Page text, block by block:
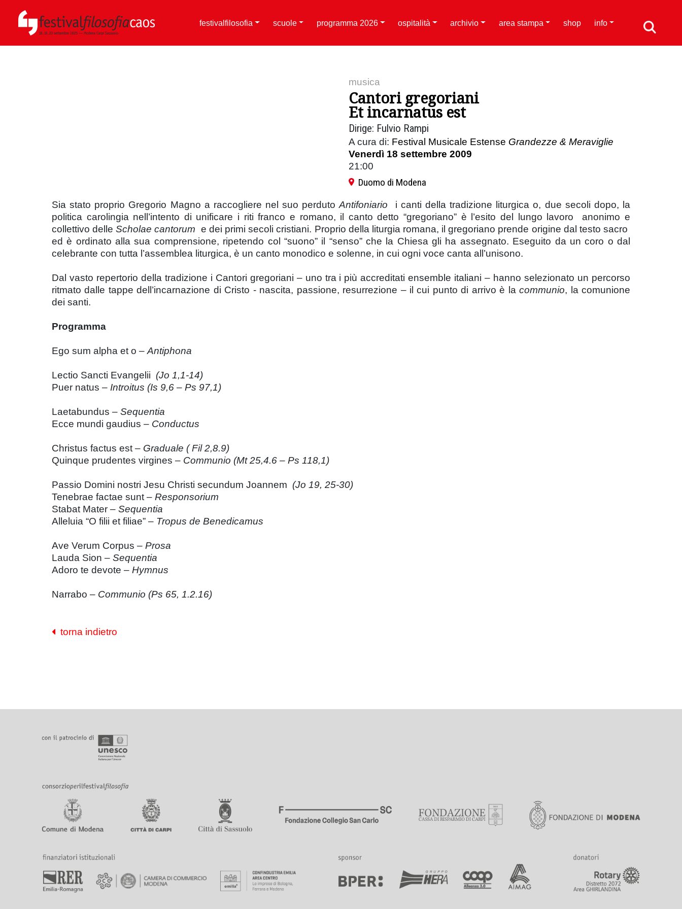
festivalfilosofia scuole programma 2026 ospitalità archivio area stampa shop info
musica
Cantori gregoriani
Et incarnatus est
Dirige: Fulvio Rampi
A cura di: Festival Musicale Estense Grandezze & Meraviglie
Venerdì 18 settembre 2009
21:00
Duomo di Modena
Sia stato proprio Gregorio Magno a raccogliere nel suo perdutoAntifoniario i canti della tradizione liturgica o, due secoli dopo, la
politica carolingia nell’intento di unificare i riti franco e romano, il canto detto “gregoriano” è l’esito del lungo lavoro anonimo e
collettivo delleScholae cantorum e dei primi secoli cristiani. Proprio della liturgia romana, il gregoriano prende origine dal testo sacro
ed è ordinato alla sua comprensione, ripetendo col “suono” il “senso” che la Chiesa gli ha assegnato. Eseguito da un coro o dal
celebrante con tutta l’assemblea liturgica, è un canto monodico e solenne, in cui ogni voce canta all’unisono.
Dal vasto repertorio della tradizione i Cantori gregoriani – uno tra i più accreditati ensemble italiani – hanno selezionato un percorso
ritmato dalle tappe dell’incarnazione di Cristo - nascita, passione, resurrezione – il cui punto di arrivo è lacommunio, la comunione
dei santi.
Programma
Ego sum alpha et o – Antiphona
Lectio Sancti Evangelii (Jo 1,1-14)
Puer natus – Introitus (Is 9,6 – Ps 97,1)
Laetabundus – Sequentia
Ecce mundi gaudius – Conductus
Christus factus est – Graduale ( Fil 2,8.9)
Quinque prudentes virgines – Communio (Mt 25,4.6 – Ps 118,1)
Passio Domini nostri Jesu Christi secundum Joannem (Jo 19, 25-30)
Tenebrae factae sunt – Responsorium
Stabat Mater – Sequentia
Alleluia “O filii et filiae” – Tropus de Benedicamus
Ave Verum Corpus – Prosa
Lauda Sion – Sequentia
Adoro te devote – Hymnus
Narrabo – Communio (Ps 65, 1.2.16)
torna indietro